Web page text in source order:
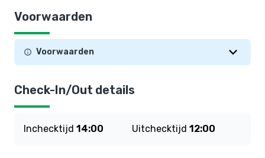
Voorwaarden
Voorwaarden
Check-In/Out details
Inchecktijd 14:00 Uitchecktijd 12:00